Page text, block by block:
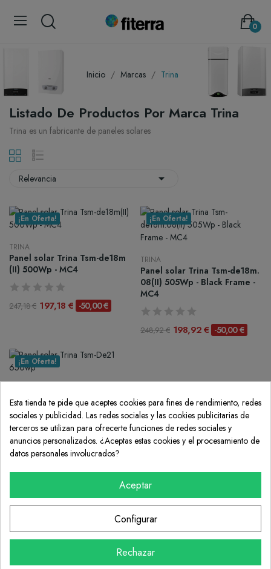
0
Inicio Marcas Trina
Listado De Productos Por Marca Trina
Trina es un fabricante de paneles solares
Relevancia 
¡En Oferta!
TRINA
Panel solar Trina Tsm-de18m
(II) 500Wp - MC4
247,18 € 197,18 € -50,00 €
¡En Oferta!
TRINA
Panel solar Trina Tsm-de18m.
08(II) 505Wp - Black Frame -
MC4
248,92 € 198,92 € -50,00 €
¡En Oferta!
Panel solar Trina Tsm-De21 6
50wp
299,02 € 249,02 € -50,00 €
Esta tienda te pide que aceptes cookies para fines de rendimiento, redes
sociales y publicidad. Las redes sociales y las cookies publicitarias de
terceros se utilizan para ofrecerte funciones de redes sociales y
anuncios personalizados. ¿Aceptas estas cookies y el procesamiento de
datos personales involucrados?
Aceptar
Configurar
Rechazar
Consentimiento de cookies